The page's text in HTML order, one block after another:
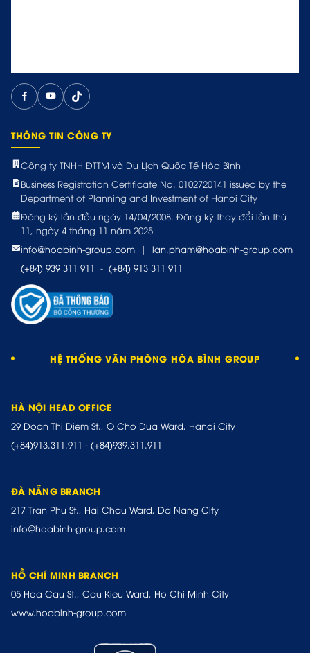
THÔNG TIN CÔNG TY
Công ty TNHH ĐTTM và Du Lịch Quốc Tế Hòa Bình
Business Registration Certificate No. 0102720141 issued by the
Department of Planning and Investment of Hanoi City
Đăng ký lần đầu ngày 14/04/2008. Đăng ký thay đổi lần thứ
11, ngày 4 tháng 11 năm 2025
info@hoabinh-group.com
|
lan.pham@hoabinh-group.com
(+84) 939 311 911 - (+84) 913 311 911
HỆ THỐNG VĂN PHÒNG HÒA BÌNH GROUP
HÀ NỘI HEAD OFFICE
29 Doan Thi Diem St., O Cho Dua Ward, Hanoi City
(+84)913.311.911 - (+84)939.311.911
ĐÀ NẴNG BRANCH
217 Tran Phu St., Hai Chau Ward, Da Nang City
info@hoabinh-group.com
HỒ CHÍ MINH BRANCH
05 Hoa Cau St., Cau Kieu Ward, Ho Chi Minh City
www.hoabinh-group.com